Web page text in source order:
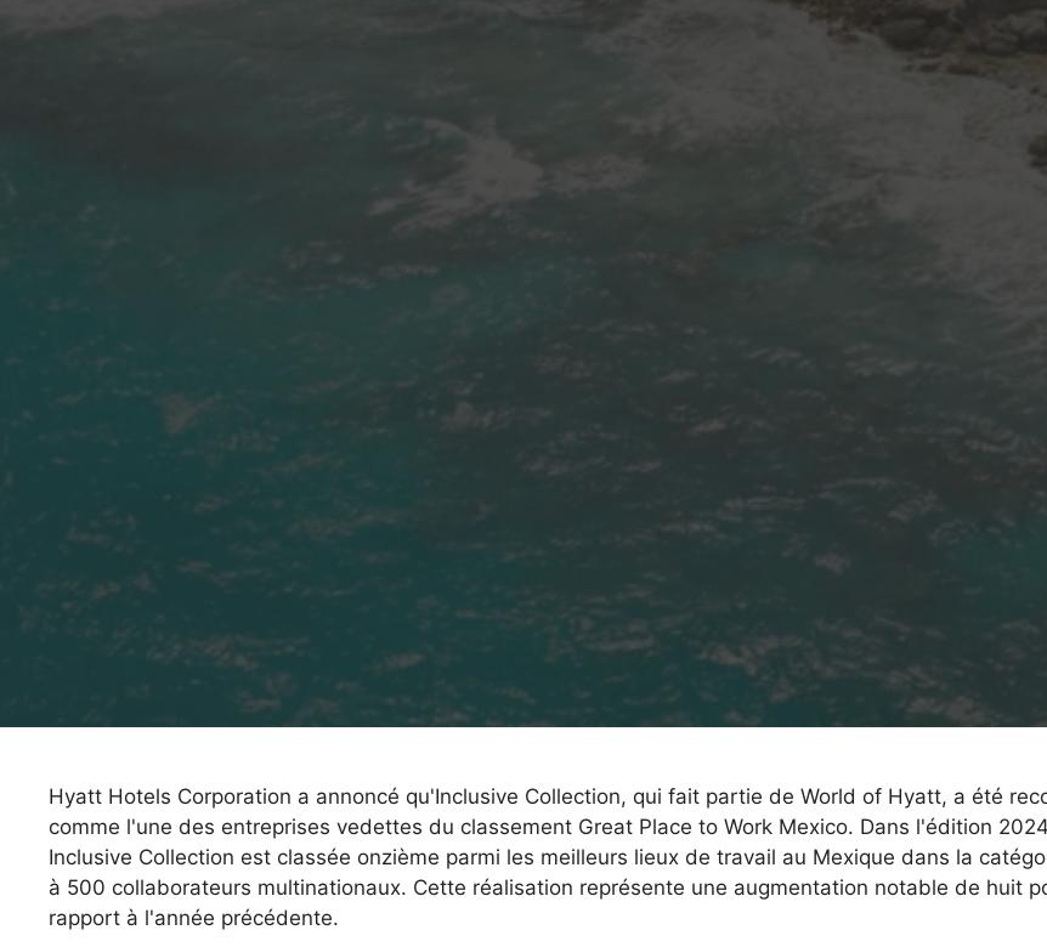
Hyatt Hotels Corporation a annoncé qu'Inclusive Collection, qui fait partie de World of Hyatt, a été
comme l'une des entreprises vedettes du classement Great Place to Work Mexico. Dans l'édition
Inclusive Collection est classée onzième parmi les meilleurs lieux de travail au Mexique dans la
à 500 collaborateurs multinationaux. Cette réalisation représente une augmentation notable de huit
rapport à l'année précédente.